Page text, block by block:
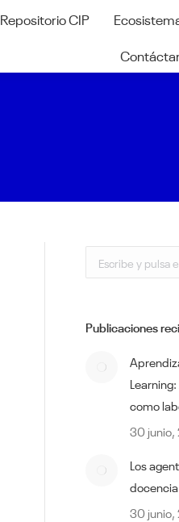
Repositorio CIP
Buscar:
Publicaciones
como
30 junio,
Los
30 junio,